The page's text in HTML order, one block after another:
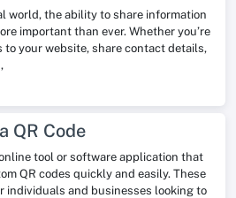
world, the ability to share information
important than ever. Whether you’re
your website, share contact details,
QR Code
tool or software application that
QR codes quickly and easily. These
individuals and businesses looking to